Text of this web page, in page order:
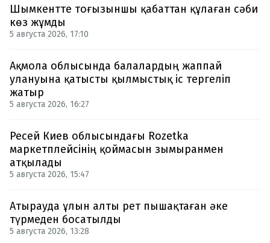
Шымкентте тоғызыншы қабаттан құлаған сәби
көз жұмды
5 августа 2026, 17:10
Ақмола облысында балалардың жаппай
улануына қатысты қылмыстық іс тергеліп
жатыр
5 августа 2026, 16:27
Ресей Киев облысындағы Rozetka
маркетплейсінің қоймасын зымыранмен
атқылады
5 августа 2026, 15:47
Атырауда ұлын алты рет пышақтаған әке
түрмеден босатылды
5 августа 2026, 13:28